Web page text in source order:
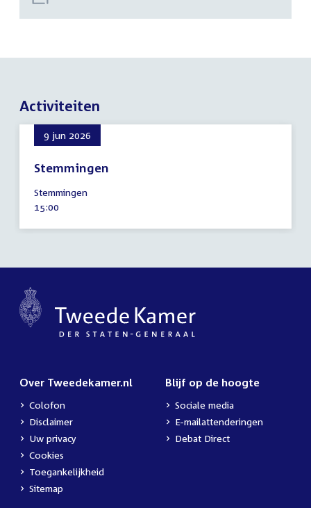
Activiteiten
9 jun 2026
Stemmingen
juni
2026
Stemmingen
Tijd
15:00
Over Tweedekamer.nl
Colofon
Disclaimer
Uw privacy
Cookies
Toegankelijkheid
Sitemap
Blijf op de hoogte
Sociale media
E-mailattenderingen
Debat Direct